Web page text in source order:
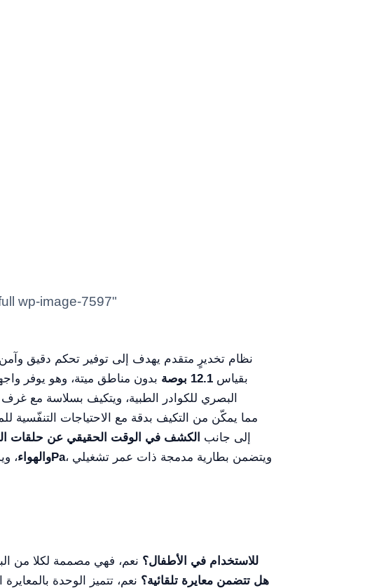
نظام تخديرٍ متقدم يهدف إلى توفير تحكم دقيق
لمس LCD بقياس 12.1 بوصة بدون مناطق ميتة، وهو يوفر
البصري للكوادر الطبية، ويتكيف بسلاسة مع
، إلى جانب الكشف في الوقت الحقيقي عن حلقات
الأكسجين O₂، وأكسيد النيتروز N₂O، والهواء، 280 و600 كPa، ويتضمن بطارية مدمجة ذات عمر تشغيلي
هل مناسبة آلة التخدير YR06513 للاستخدام في الأطفال؟ نعم، فهي مصممة لكلا من
هل تتضمن معايرة تلقائية؟ نعم، تتميز الوحدة